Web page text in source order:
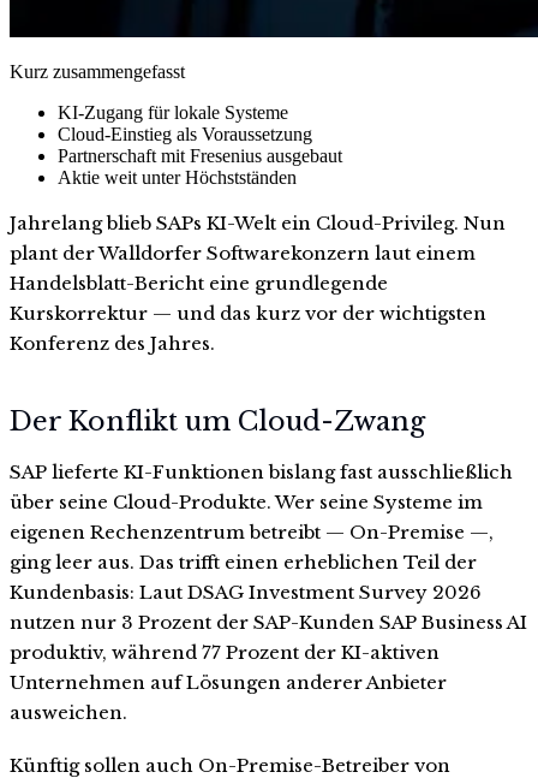
Kurz zusammengefasst
KI-Zugang für lokale Systeme
Cloud-Einstieg als Voraussetzung
Partnerschaft mit Fresenius ausgebaut
Aktie weit unter Höchstständen
Jahrelang blieb SAPs KI-Welt ein Cloud-Privileg. Nun
plant der Walldorfer Softwarekonzern laut einem
Handelsblatt-Bericht eine grundlegende
Kurskorrektur — und das kurz vor der wichtigsten
Konferenz des Jahres.
Der Konflikt um Cloud-Zwang
SAP lieferte KI-Funktionen bislang fast ausschließlich
über seine Cloud-Produkte. Wer seine Systeme im
eigenen Rechenzentrum betreibt — On-Premise —,
ging leer aus. Das trifft einen erheblichen Teil der
Kundenbasis: Laut DSAG Investment Survey 2026
nutzen nur 3 Prozent der SAP-Kunden SAP Business AI
produktiv, während 77 Prozent der KI-aktiven
Unternehmen auf Lösungen anderer Anbieter
ausweichen.
Künftig sollen auch On-Premise-Betreiber von